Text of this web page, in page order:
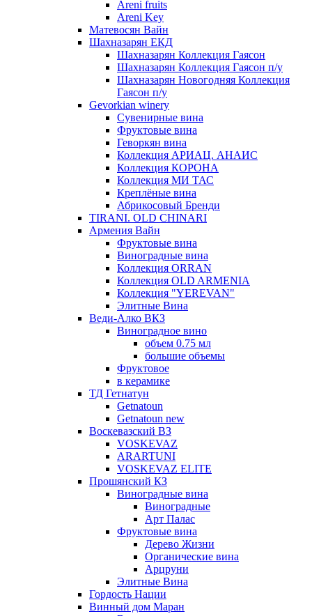
Areni fruits
Areni Key
Матевосян Вайн
Шахназарян ЕКД
Шахназарян Коллекция Гаясон
Шахназарян Коллекция Гаясон п/у
Шахназарян Новогодняя Коллекция
Гаясон п/у
Gevorkian winery
Сувенирные вина
Фруктовые вина
Геворкян вина
Коллекция АРИАЦ. АНАИС
Коллекция КОРОНА
Коллекция МИ ТАС
Креплёные вина
Абрикосовый Бренди
TIRANI. OLD CHINARI
Армения Вайн
Фруктовые вина
Виноградные вина
Коллекция ORRAN
Коллекция OLD ARMENIA
Коллекция "YEREVAN"
Элитные Вина
Веди-Алко ВКЗ
Виноградное вино
объем 0.75 мл
большие объемы
Фруктовое
в керамике
ТД Гетнатун
Getnatoun
Getnatoun new
Воскевазский ВЗ
VOSKEVAZ
ARARTUNI
VOSKEVAZ ELITE
Прошянский КЗ
Виноградные вина
Виноградные
Арт Палас
Фруктовые вина
Дерево Жизни
Органические вина
Арцруни
Элитные Вина
Гордость Нации
Винный дом Маран